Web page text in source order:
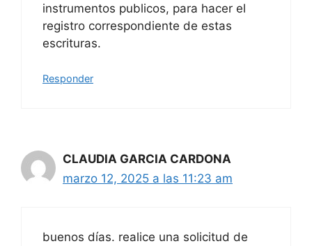
instrumentos publicos, para hacer el
registro correspondiente de estas
escrituras.
Responder
CLAUDIA GARCIA CARDONA
marzo 12, 2025 a las 11:23 am
buenos días. realice una solicitud de